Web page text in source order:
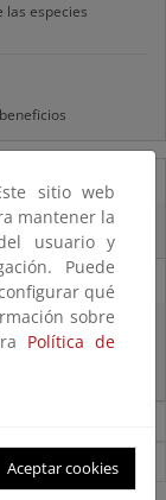
las especies
las Islas Chafarinas
en el
la
sitio web
mantener la
usuario y
Puede
qué
sobre
Política de
Aceptar cookies